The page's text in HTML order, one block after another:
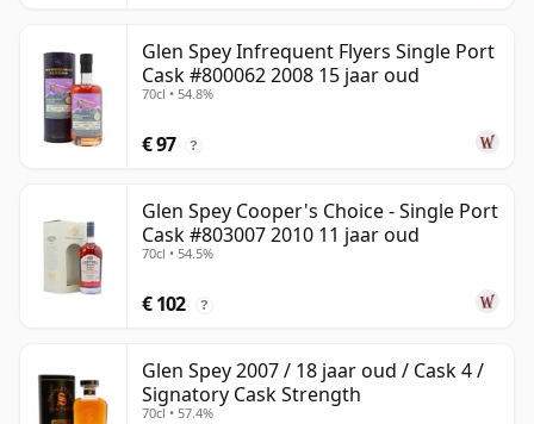
Glen Spey Infrequent Flyers Single Port
Cask #800062 2008 15 jaar oud
70cl • 54.8%
€ 97 ?
Glen Spey Cooper's Choice - Single Port
Cask #803007 2010 11 jaar oud
70cl • 54.5%
€ 102 ?
Glen Spey 2007 / 18 jaar oud / Cask 4 /
Signatory Cask Strength
70cl • 57.4%